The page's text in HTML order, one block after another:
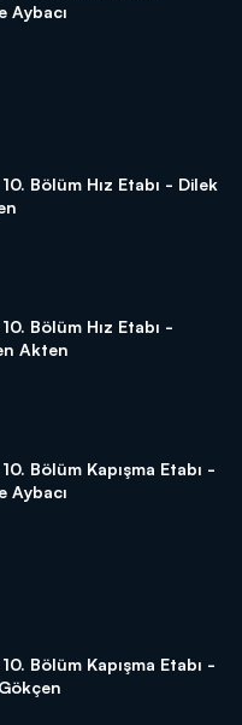
Aybacı
Bölüm Hız Etabı - Dilek
Bölüm Hız Etabı -
Akten
Bölüm Kapışma Etabı -
Aybacı
Bölüm Kapışma Etabı -